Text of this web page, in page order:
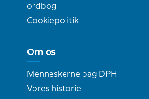
ordbog
Cookiepolitik
Om os
Menneskerne bag DPH
Vores historie